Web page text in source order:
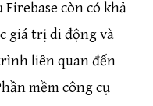
còn có khả
giá trị di động và
liên quan đến
mềm công cụ